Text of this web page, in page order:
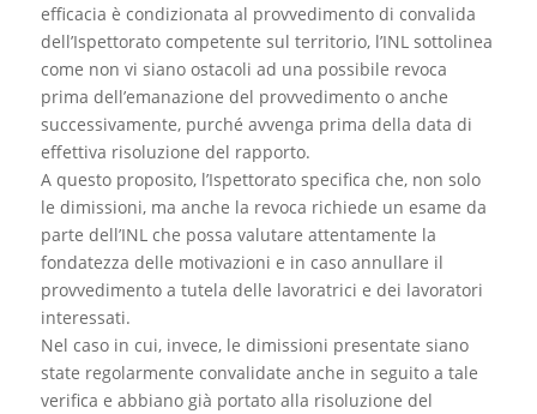
efficacia è condizionata al provvedimento di convalida
dell’Ispettorato competente sul territorio, l’INL sottolinea
come non vi siano ostacoli ad una possibile revoca
prima dell’emanazione del provvedimento o anche
successivamente, purché avvenga prima della data di
effettiva risoluzione del rapporto.
A questo proposito, l’Ispettorato specifica che, non solo
le dimissioni, ma anche la revoca richiede un esame da
parte dell’INL che possa valutare attentamente la
fondatezza delle motivazioni e in caso annullare il
provvedimento a tutela delle lavoratrici e dei lavoratori
interessati.
Nel caso in cui, invece, le dimissioni presentate siano
state regolarmente convalidate anche in seguito a tale
verifica e abbiano già portato alla risoluzione del